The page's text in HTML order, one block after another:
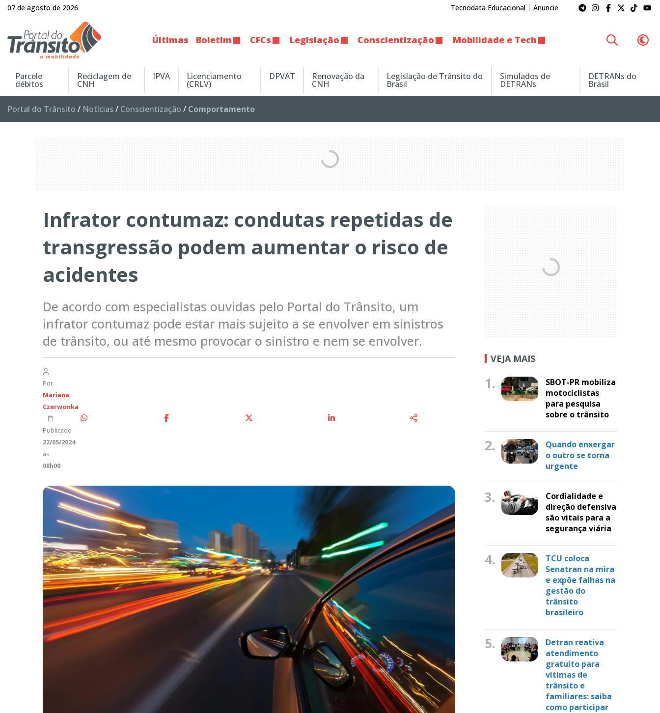
07 de agosto de 2026 Tecnodata Educacional Anuncie
Últimas Boletim CFCs Legislação Conscientização Mobilidade e Tech
Parcele
débitos
Reciclagem de
CNH
IPVA Licenciamento
(CRLV)
DPVAT Renovação da
CNH
Legislação de Trânsito do
Brasil
Simulados de
DETRANs
DETRANs do
Brasil
Portal do Trânsito / Notícias / Conscientização / Comportamento
Infrator contumaz: condutas repetidas de
transgressão podem aumentar o risco de
acidentes
De acordo com especialistas ouvidas pelo Portal do Trânsito, um
infrator contumaz pode estar mais sujeito a se envolver em sinistros
de trânsito, ou até mesmo provocar o sinistro e nem se envolver.
Por
Mariana
Czerwonka
Publicado
22/05/2024
às
08h00
VEJA MAIS
1.
SBOT-PR mobiliza
motociclistas
para pesquisa
sobre o trânsito
2.
Quando enxergar
o outro se torna
urgente
3.
Cordialidade e
direção defensiva
são vitais para a
segurança viária
4.
TCU coloca
Senatran na mira
e expõe falhas na
gestão do
trânsito
brasileiro
5.
Detran reativa
atendimento
gratuito para
vítimas de
trânsito e
familiares: saiba
como participar